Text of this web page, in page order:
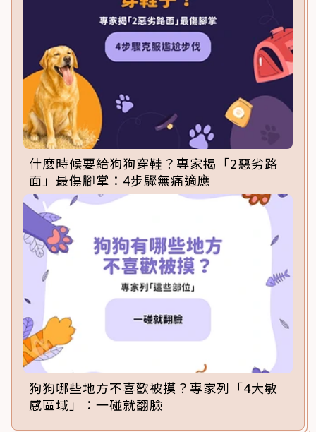
什麼時候要給狗狗穿鞋？專家揭「2惡劣路
面」最傷腳掌：4步驟無痛適應
狗狗哪些地方不喜歡被摸？專家列「4大敏
感區域」：一碰就翻臉